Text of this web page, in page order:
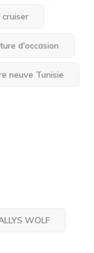
d'occasion
neuve Tunisie
WOLF